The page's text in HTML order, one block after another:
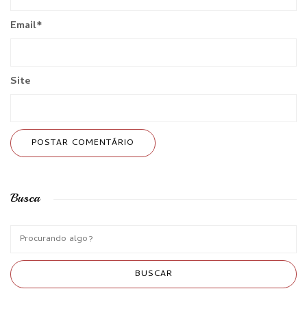
Email*
Site
Busca